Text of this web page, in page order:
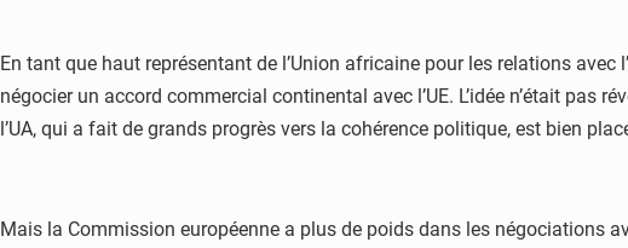
En tant que haut représentant de l’Union africaine pour les relations avec
négocier un accord commercial continental avec l’UE. L’idée n’était
l’UA, qui a fait de grands progrès vers la cohérence politique, est bien
Mais la Commission européenne a plus de poids dans les négociations